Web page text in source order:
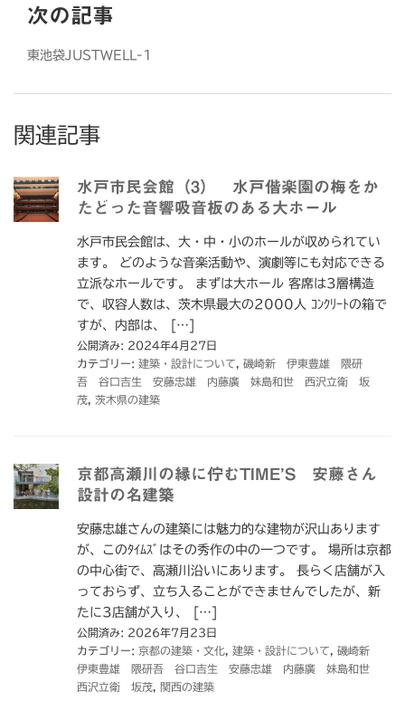
次の記事
東池袋JUSTWELL-1
関連記事
水戸市民会館（3） 水戸偕楽園の梅をか
たどった音響吸音板のある大ホール
水戸市民会館は、大・中・小のホールが収められてい
ます。 どのような音楽活動や、演劇等にも対応できる
立派なホールです。 まずは大ホール 客席は3層構造
で、収容人数は、茨木県最大の2000人 ｺﾝｸﾘｰﾄの箱で
すが、内部は、 […]
公開済み: 2024年4月27日
カテゴリー: 建築・設計について
磯崎新 伊東豊雄 隈研
吾 谷口吉生 安藤忠雄 内藤廣 妹島和世 西沢立衛 坂
茂
茨木県の建築
京都高瀬川の縁に佇むTIME’S 安藤さん
設計の名建築
安藤忠雄さんの建築には魅力的な建物が沢山あります
が、このﾀｲﾑｽﾞはその秀作の中の一つです。 場所は京都
の中心街で、高瀬川沿いにあります。 長らく店舗が入
っておらず、立ち入ることができませんでしたが、新
たに3店舗が入り、 […]
公開済み: 2026年7月23日
カテゴリー: 京都の建築・文化 建築・設計について
磯崎新
伊東豊雄 隈研吾 谷口吉生 安藤忠雄 内藤廣 妹島和世
西沢立衛 坂茂
関西の建築